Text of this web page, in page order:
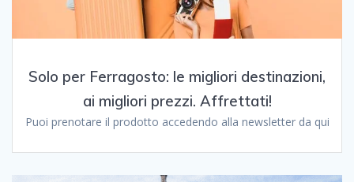
Solo per Ferragosto: le migliori destinazioni,
ai migliori prezzi. Affrettati!
Puoi prenotare il prodotto accedendo alla newsletter da qui